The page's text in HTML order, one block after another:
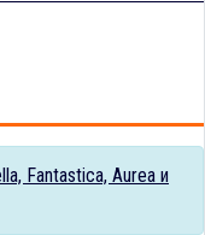
Fantastica, Aurea и